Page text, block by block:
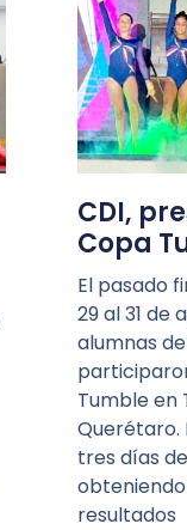
CDI,
Copa
El pasado
29 al 31 de
alumnas
Tumble en
Querétaro.
tres días
resultados